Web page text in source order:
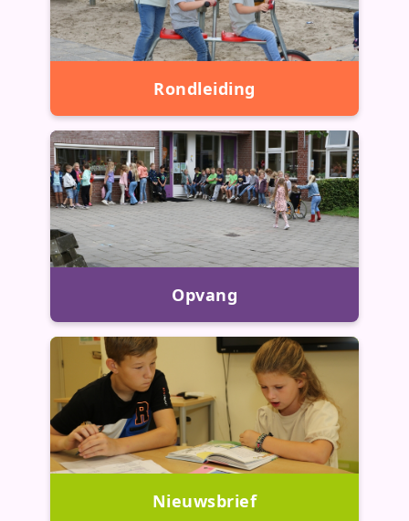
Rondleiding
Opvang
Nieuwsbrief